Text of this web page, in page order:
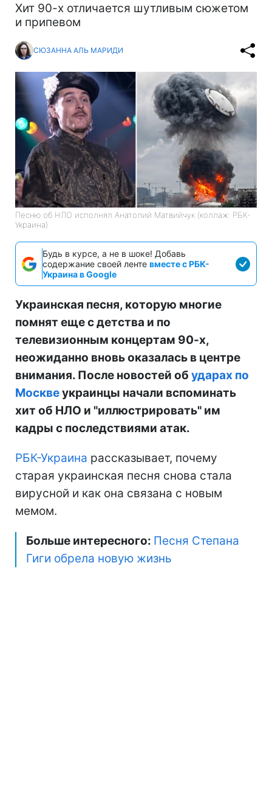
Хит 90-х отличается шутливым сюжетом
и припевом
СЮЗАННА АЛЬ МАРИДИ
Песню об НЛО исполнял Анатолий Матвийчук (коллаж: РБК-
Украина)
Будь в курсе, а не в шоке! Добавь
содержание своей ленте вместе с РБК-
Украина в Google
Украинская песня, которую многие
помнят еще с детства и по
телевизионным концертам 90-х,
неожиданно вновь оказалась в центре
внимания. После новостей об ударах по
Москвеукраинцы начали вспоминать
хит об НЛО и "иллюстрировать" им
кадры с последствиями атак.
РБК-Украина рассказывает, почему
старая украинская песня снова стала
вирусной и как она связана с новым
мемом.
Больше интересного: Песня Степана
Гиги обрела новую жизнь